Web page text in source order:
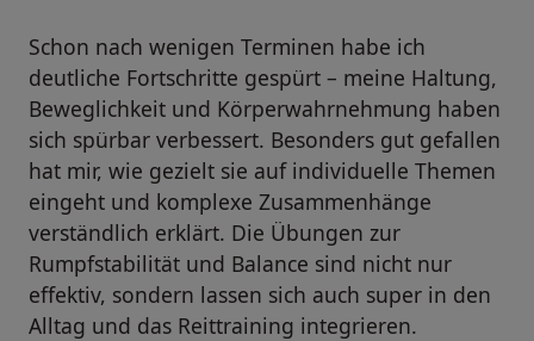
Schon nach wenigen Terminen habe ich
deutliche Fortschritte gespürt – meine Haltung,
Beweglichkeit und Körperwahrnehmung haben
sich spürbar verbessert. Besonders gut gefallen
hat mir, wie gezielt sie auf individuelle Themen
eingeht und komplexe Zusammenhänge
verständlich erklärt. Die Übungen zur
Rumpfstabilität und Balance sind nicht nur
effektiv, sondern lassen sich auch super in den
Alltag und das Reittraining integrieren.